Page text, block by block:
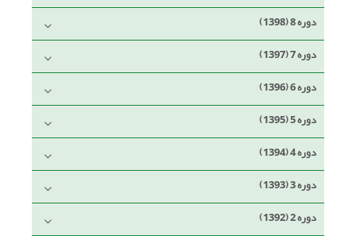
دوره 8 (1398)
دوره 7 (1397)
دوره 6 (1396)
دوره 5 (1395)
دوره 4 (1394)
دوره 3 (1393)
دوره 2 (1392)